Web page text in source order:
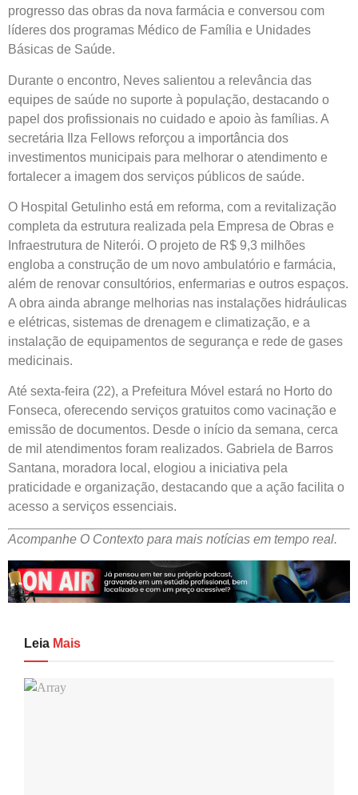
progresso das obras da nova farmácia e conversou com
líderes dos programas Médico de Família e Unidades
Básicas de Saúde.
Durante o encontro, Neves salientou a relevância das
equipes de saúde no suporte à população, destacando o
papel dos profissionais no cuidado e apoio às famílias. A
secretária Ilza Fellows reforçou a importância dos
investimentos municipais para melhorar o atendimento e
fortalecer a imagem dos serviços públicos de saúde.
O Hospital Getulinho está em reforma, com a revitalização
completa da estrutura realizada pela Empresa de Obras e
Infraestrutura de Niterói. O projeto de R$ 9,3 milhões
engloba a construção de um novo ambulatório e farmácia,
além de renovar consultórios, enfermarias e outros espaços.
A obra ainda abrange melhorias nas instalações hidráulicas
e elétricas, sistemas de drenagem e climatização, e a
instalação de equipamentos de segurança e rede de gases
medicinais.
Até sexta-feira (22), a Prefeitura Móvel estará no Horto do
Fonseca, oferecendo serviços gratuitos como vacinação e
emissão de documentos. Desde o início da semana, cerca
de mil atendimentos foram realizados. Gabriela de Barros
Santana, moradora local, elogiou a iniciativa pela
praticidade e organização, destacando que a ação facilita o
acesso a serviços essenciais.
Acompanhe O Contexto para mais notícias em tempo real.
Leia Mais